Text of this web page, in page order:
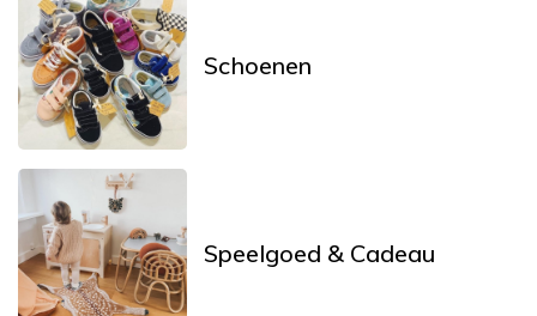
Schoenen
Speelgoed & Cadeau